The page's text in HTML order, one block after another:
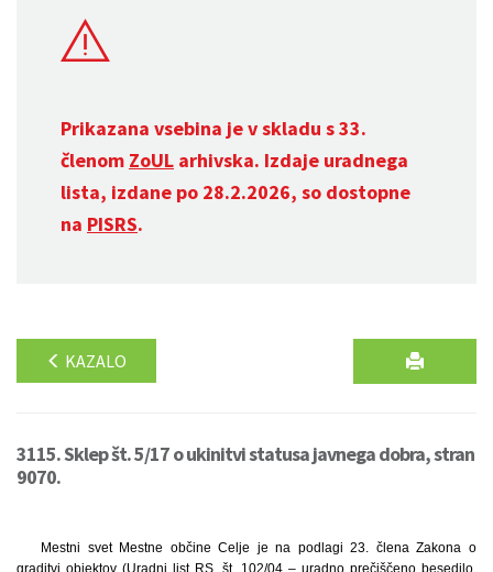
Prikazana vsebina je v skladu s 33.
členom ZoUL arhivska. Izdaje uradnega
lista, izdane po 28.2.2026, so dostopne
na PISRS.
KAZALO
3115. Sklep št. 5/17 o ukinitvi statusa javnega dobra, stran
9070.
Mestni svet Mestne občine Celje je na podlagi 23. člena Zakona o
graditvi objektov (Uradni list RS, št. 102/04 – uradno prečiščeno besedilo,